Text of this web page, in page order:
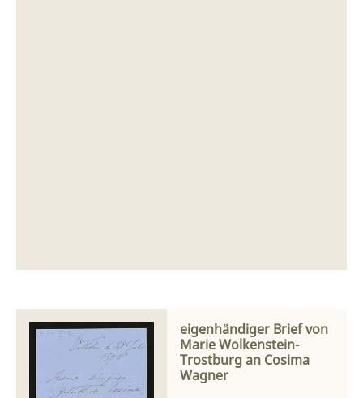
eigenhändiger Brief von
Marie Wolkenstein-
Trostburg an Cosima
Wagner